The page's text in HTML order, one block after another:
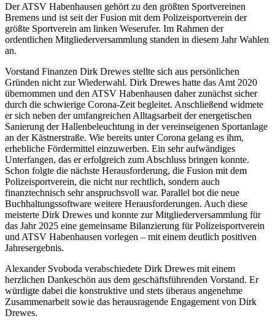
Der ATSV Habenhausen gehört zu den größten Sportvereinen
Bremens und ist seit der Fusion mit dem Polizeisportverein der
größte Sportverein am linken Weserufer. Im Rahmen der
ordentlichen Mitgliederversammlung standen in diesem Jahr Wahlen
an.
Vorstand Finanzen Dirk Drewes stellte sich aus persönlichen
Gründen nicht zur Wiederwahl. Dirk Drewes hatte das Amt 2020
übernommen und den ATSV Habenhausen daher zunächst sicher
durch die schwierige Corona-Zeit begleitet. Anschließend widmete
er sich neben der umfangreichen Alltagsarbeit der energetischen
Sanierung der Hallenbeleuchtung in der vereinseigenen Sportanlage
an der Kästnerstraße. Wie bereits unter Corona gelang es ihm,
erhebliche Fördermittel einzuwerben. Ein sehr aufwändiges
Unterfangen, das er erfolgreich zum Abschluss bringen konnte.
Schon folgte die nächste Herausforderung, die Fusion mit dem
Polizeisportverein, die nicht nur rechtlich, sondern auch
finanztechnisch sehr anspruchsvoll war. Parallel bot die neue
Buchhaltungssoftware weitere Herausforderungen. Auch diese
meisterte Dirk Drewes und konnte zur Mitgliederversammlung für
das Jahr 2025 eine gemeinsame Bilanzierung für Polizeisportverein
und ATSV Habenhausen vorlegen – mit einem deutlich positiven
Jahresergebnis.
Alexander Svoboda verabschiedete Dirk Drewes mit einem
herzlichen Dankeschön aus dem geschäftsführenden Vorstand. Er
würdigte dabei die konstruktive und stets überaus angenehme
Zusammenarbeit sowie das herausragende Engagement von Dirk
Drewes.